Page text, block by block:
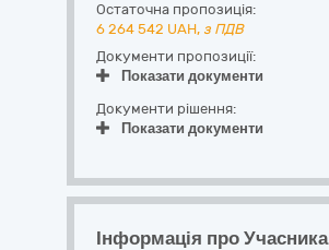
Остаточна пропозиція:
6 264 542 UAH, з ПДВ
Документи пропозиції:
Показати документи
Документи рішення:
Показати документи
Інформація про Учасника